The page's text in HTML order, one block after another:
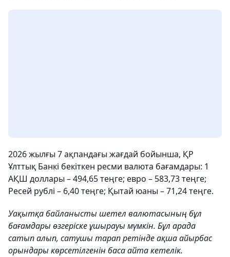
2026 жылғы 7 ақпандағы жағдай бойынша, ҚР
Ұлттық Банкі бекіткен ресми валюта бағамдары: 1
АҚШ доллары – 494,65 теңге; евро – 583,73 теңге;
Ресей рублі – 6,40 теңге; Қытай юаны – 71,24 теңге.
Уақытқа байланысты шетел валютасының бұл
бағамдары өзгеріске ұшырауы мүмкін. Бұл арада
сатып алып, сатушы тарап ретінде ақша айырбас
орындары көрсетілгенін баса айта кетелік.